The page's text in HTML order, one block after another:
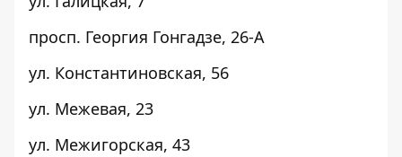
просп. Георгия Гонгадзе, 26-А
ул. Константиновская, 56
ул. Межевая, 23
ул. Межигорская, 43